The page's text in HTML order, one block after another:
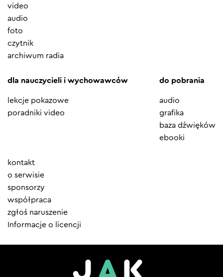
video
audio
foto
czytnik
archiwum radia
dla nauczycieli i wychowawców
lekcje pokazowe
poradniki video
do pobrania
audio
grafika
baza dźwięków
ebooki
Element
menu
kontakt
o serwisie
sponsorzy
współpraca
zgłoś naruszenie
Informacje o licencji